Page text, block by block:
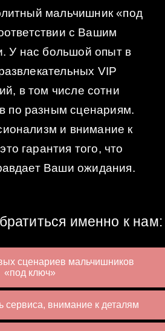
мальчишник «под
с Вашим
У нас большой опыт в
VIP
в том числе сотни
по разным сценариям.
и внимание к
гарантия того, что
Ваши ожидания.
именно к нам:
сценариев мальчишников
«под ключ»
сервиса, внимание к деталям